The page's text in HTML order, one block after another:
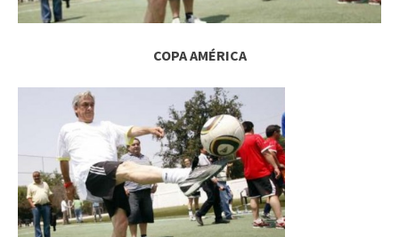
COPA AMÉRICA